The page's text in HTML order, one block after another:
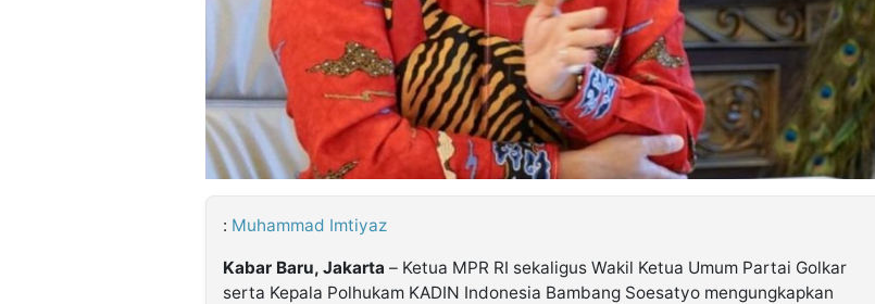
: Muhammad Imtiyaz
Kabar Baru, Jakarta – Ketua MPR RI sekaligus Wakil Ketua Umum Partai Golkar
serta Kepala Polhukam KADIN Indonesia Bambang Soesatyo mengungkapkan